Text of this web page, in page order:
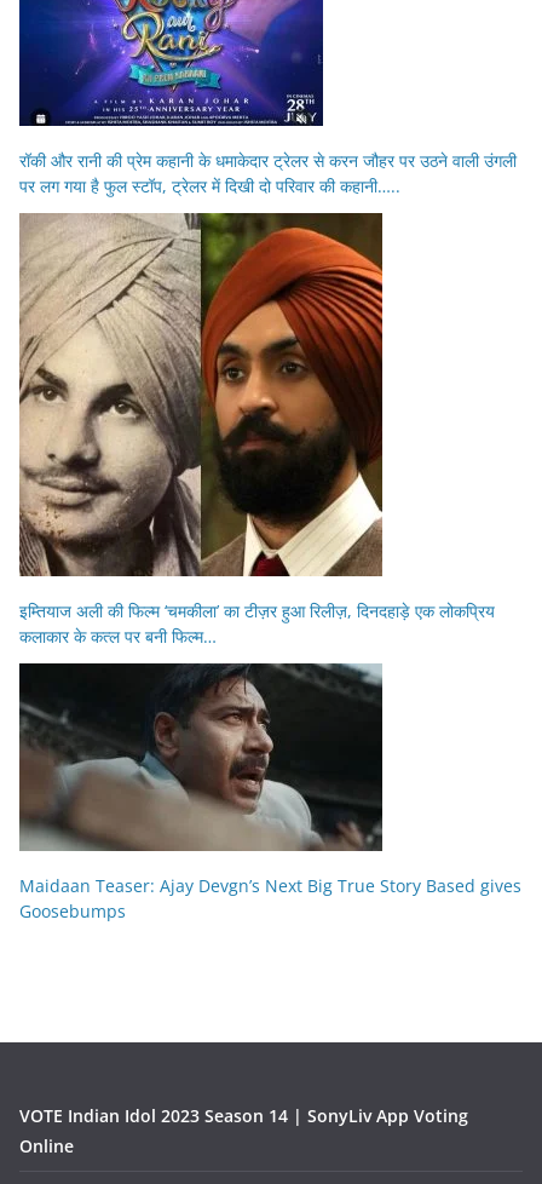
रॉकी और रानी की प्रेम कहानी के धमाकेदार ट्रेलर से करन जौहर पर उठने वाली उंगली
पर लग गया है फुल स्टॉप, ट्रेलर में दिखी दो परिवार की कहानी…..
इम्तियाज अली की फिल्म ‘चमकीला’ का टीज़र हुआ रिलीज़, दिनदहाड़े एक लोकप्रिय
कलाकार के कत्ल पर बनी फिल्म…
Maidaan Teaser: Ajay Devgn’s Next Big True Story Based gives
Goosebumps
VOTE Indian Idol 2023 Season 14 | SonyLiv App Voting
Online